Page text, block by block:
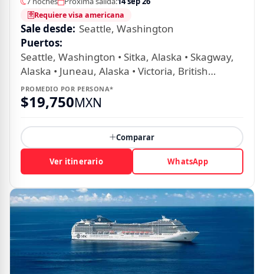
¿Viajas más de 10 personas?
Nosotros te ayudamos
MUNDO JOVEN
Sucursales
Franquicias
(55) 54 82 82 82
Requiere visa americana
Sale desde: Seattle, Washington
Puertos:
Seattle, Washington • Sitka, Alaska • Skagway,
Alaska • Juneau, Alaska • Victoria, British
Columbia
PROMEDIO POR PERSONA*
$19,750MXN
Comparar
Ver itinerario WhatsApp